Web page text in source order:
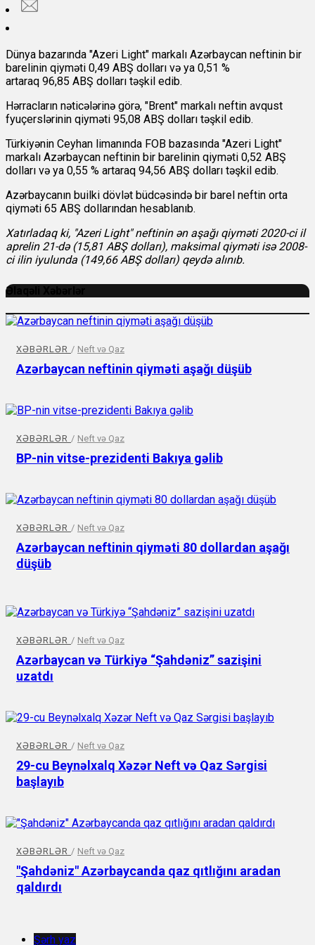
Dünya bazarında "Azeri Light" markalı Azərbaycan neftinin bir
barelinin qiyməti 0,49 ABŞ dolları və ya 0,51 %
artaraq 96,85 ABŞ dolları təşkil edib.
Hərracların nəticələrinə görə, "Brent" markalı neftin avqust
fyuçerslərinin qiyməti 95,08 ABŞ dolları təşkil edib.
Türkiyənin Ceyhan limanında FOB bazasında "Azeri Light"
markalı Azərbaycan neftinin bir barelinin qiyməti 0,52 ABŞ
dolları və ya 0,55 % artaraq 94,56 ABŞ dolları təşkil edib.
Azərbaycanın builki dövlət büdcəsində bir barel neftin orta
qiyməti 65 ABŞ dollarından hesablanıb.
Xatırladaq ki, "Azeri Light" neftinin ən aşağı qiyməti 2020-ci il
aprelin 21-də (15,81 ABŞ dolları), maksimal qiyməti isə 2008-
ci ilin iyulunda (149,66 ABŞ dolları) qeydə alınıb.
Əlaqəli Xəbərlər
XƏBƏRLƏR / Neft və Qaz
Azərbaycan neftinin qiyməti aşağı düşüb
XƏBƏRLƏR / Neft və Qaz
BP-nin vitse-prezidenti Bakıya gəlib
XƏBƏRLƏR / Neft və Qaz
Azərbaycan neftinin qiyməti 80 dollardan aşağı
düşüb
XƏBƏRLƏR / Neft və Qaz
Azərbaycan və Türkiyə “Şahdəniz” sazişini
uzatdı
XƏBƏRLƏR / Neft və Qaz
29-cu Beynəlxalq Xəzər Neft və Qaz Sərgisi
başlayıb
XƏBƏRLƏR / Neft və Qaz
"Şahdəniz" Azərbaycanda qaz qıtlığını aradan
qaldırdı
Şərh yaz